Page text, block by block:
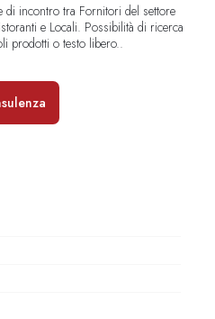
di incontro tra Fornitori del settore
e Locali. Possibilità di ricerca
prodotti o testo libero..